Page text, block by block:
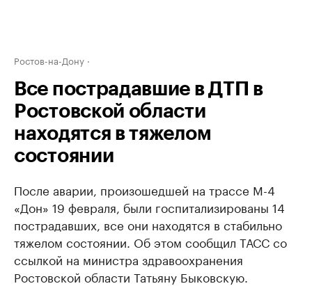
Ростов-на-Дону
Все пострадавшие в ДТП в
Ростовской области
находятся в тяжелом
состоянии
После аварии, произошедшей на трассе М-4
«Дон» 19 февраля, были госпитализированы 14
пострадавших, все они находятся в стабильно
тяжелом состоянии. Об этом сообщил ТАСС со
ссылкой на министра здравоохранения
Ростовской области Татьяну Быковскую.